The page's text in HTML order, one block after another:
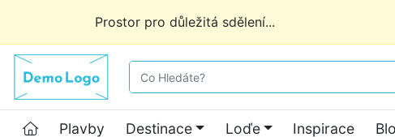
Prostor pro důležitá sdělení...
co hledáte
Hlavní stránka
Plavby Destinace Loďe Inspirace